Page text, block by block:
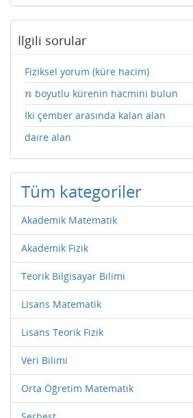
İlgili sorular
Fiziksel yorum (küre hacim)
n
n boyutlu kürenin hacmini bulun
İki çember arasında kalan alan
daire alan
Tüm kategoriler
Akademik Matematik
Akademik Fizik
Teorik Bilgisayar Bilimi
Lisans Matematik
Lisans Teorik Fizik
Veri Bilimi
Orta Öğretim Matematik